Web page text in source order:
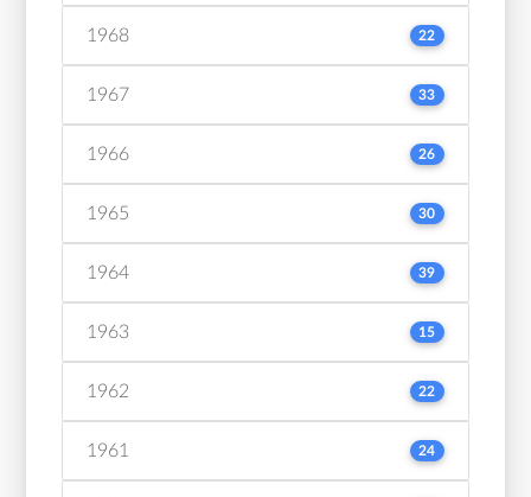
1968 22
1967 33
1966 26
1965 30
1964 39
1963 15
1962 22
1961 24